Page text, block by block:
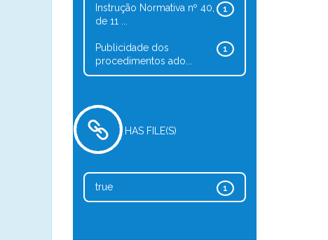
1
Instrução Normativa nº 40,
de 11 ...
1
Publicidade dos
procedimentos ado...
HAS FILE(S)
1
true